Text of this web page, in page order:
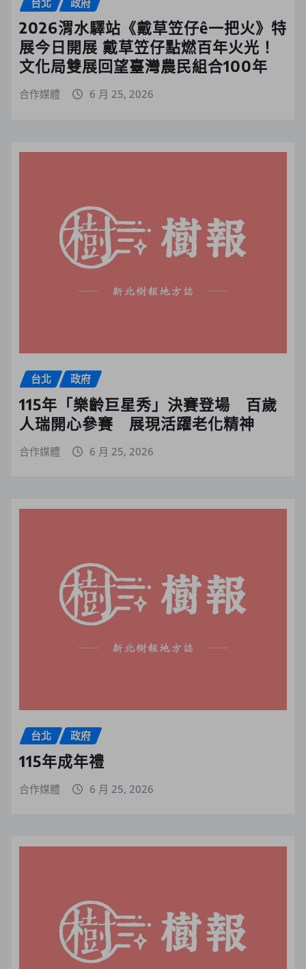
2026渭水驛站《戴草笠仔ê一把火》特
展今日開展 戴草笠仔點燃百年火光！
文化局雙展回望臺灣農民組合100年
合作媒體 6 月 25, 2026
台北 政府
115年「樂齡巨星秀」決賽登場 百歲
人瑞開心參賽 展現活躍老化精神
合作媒體 6 月 25, 2026
台北 政府
115年成年禮
合作媒體 6 月 25, 2026